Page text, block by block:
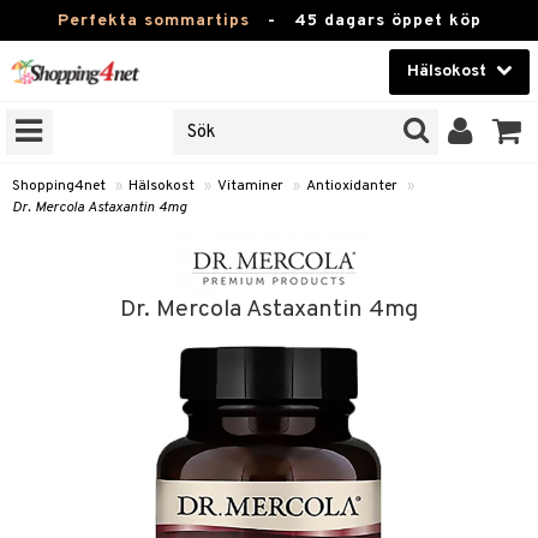
Perfekta sommartips - 45 dagars öppet köp
Hälsokost
Skönhet
Kontaktlinser
Leksaker, Barn & Baby
Shopping4net » Hälsokost » Vitaminer » Antioxidanter »
Dr. Mercola Astaxantin 4mg
Dr. Mercola Astaxantin 4mg